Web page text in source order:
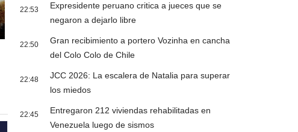
22:53
Expresidente peruano critica a jueces que se
negaron a dejarlo libre
22:50
Gran recibimiento a portero Vozinha en cancha
del Colo Colo de Chile
22:48
JCC 2026: La escalera de Natalia para superar
los miedos
22:45
Entregaron 212 viviendas rehabilitadas en
Venezuela luego de sismos